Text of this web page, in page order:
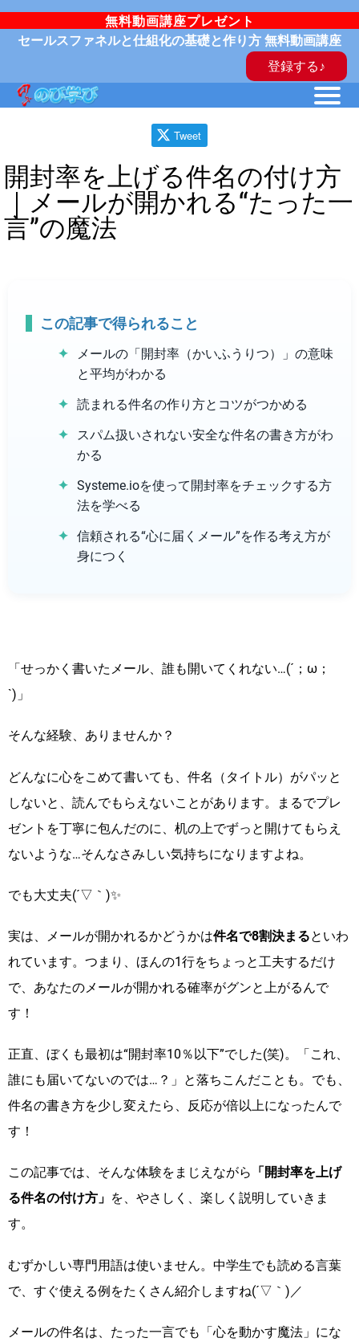
無料動画講座プレゼント
セールスファネルと仕組化の基礎と作り方 無料動画講座
登録する♪
Tweet
開封率を上げる件名の付け方
｜メールが開かれる“たった一
言”の魔法
この記事で得られること
メールの「開封率（かいふうりつ）」の意味
と平均がわかる
読まれる件名の作り方とコツがつかめる
スパム扱いされない安全な件名の書き方がわ
かる
Systeme.ioを使って開封率をチェックする方
法を学べる
信頼される“心に届くメール”を作る考え方が
身につく
「せっかく書いたメール、誰も開いてくれない…(´；ω；
`)」
そんな経験、ありませんか？
どんなに心をこめて書いても、件名（タイトル）がパッと
しないと、読んでもらえないことがあります。まるでプレ
ゼントを丁寧に包んだのに、机の上でずっと開けてもらえ
ないような…そんなさみしい気持ちになりますよね。
でも大丈夫(´▽｀)✨
実は、メールが開かれるかどうかは件名で8割決まるといわ
れています。つまり、ほんの1行をちょっと工夫するだけ
で、あなたのメールが開かれる確率がグンと上がるんで
す！
正直、ぼくも最初は“開封率10％以下”でした(笑)。「これ、
誰にも届いてないのでは…？」と落ちこんだことも。でも、
件名の書き方を少し変えたら、反応が倍以上になったんで
す！
この記事では、そんな体験をまじえながら 「開封率を上げ
る件名の付け方」 を、やさしく、楽しく説明していきま
す。
むずかしい専門用語は使いません。中学生でも読める言葉
で、すぐ使える例をたくさん紹介しますね(´▽｀)／
メールの件名は、たった一言でも「心を動かす魔法」にな